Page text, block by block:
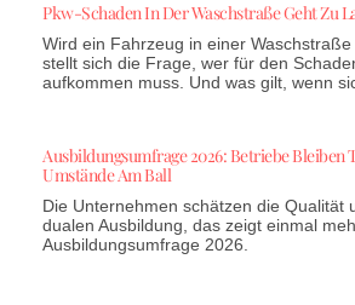
Pkw-Schaden In Der Waschstraße Geht Zu
Wird ein Fahrzeug in einer
stellt sich die Frage, wer für den
aufkommen muss. Und was gilt, wenn
Ausbildungsumfrage 2026: Betriebe Bleiben
Umstände Am Ball
Die Unternehmen schätzen die Qualität
dualen Ausbildung, das zeigt einmal
Ausbildungsumfrage 2026.